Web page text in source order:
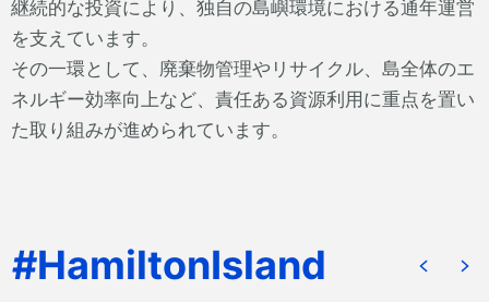
継続的な投資により、独自の島嶼環境における通年運営
を支えています。
その一環として、廃棄物管理やリサイクル、島全体のエ
ネルギー効率向上など、責任ある資源利用に重点を置い
た取り組みが進められています。